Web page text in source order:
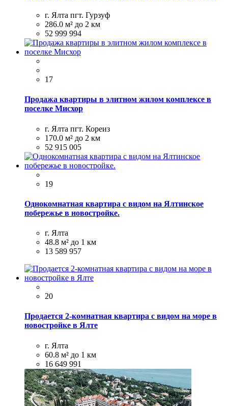
г. Ялта пгт. Гурзуф
286.0 м² до 2 км
52 999 994
17
Продажа квартиры в элитном жилом комплексе в
поселке Мисхор
г. Ялта пгт. Кореиз
170.0 м² до 2 км
52 915 005
19
Однокомнатная квартира с видом на Ялтинское
побережье в новостройке.
г. Ялта
48.8 м² до 1 км
13 589 957
20
Продается 2-комнатная квартира с видом на море в
новостройке в Ялте
г. Ялта
60.8 м² до 1 км
16 649 991